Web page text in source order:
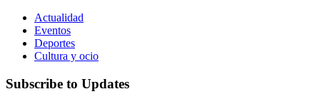
Actualidad
Eventos
Deportes
Cultura y ocio
Subscribe to Updates